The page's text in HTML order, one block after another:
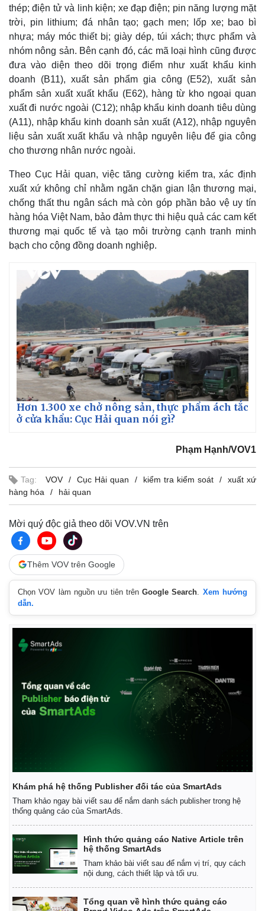
Kinh tế
Bất động sản
Khởi nghiệp
Tiêu dùng
Tỷ giá
thép; điện tử và linh kiện; xe đạp điện; pin năng lượng mặt
trời, pin lithium; đá nhân tạo; gạch men; lốp xe; bao bì
nhựa; máy móc thiết bị; giày dép, túi xách; thực phẩm và
nhóm nông sản. Bên cạnh đó, các mã loại hình cũng được
đưa vào diện theo dõi trọng điểm như xuất khẩu kinh
doanh (B11), xuất sản phẩm gia công (E52), xuất sản
phẩm sản xuất xuất khẩu (E62), hàng từ kho ngoại quan
xuất đi nước ngoài (C12); nhập khẩu kinh doanh tiêu dùng
(A11), nhập khẩu kinh doanh sản xuất (A12), nhập nguyên
liệu sản xuất xuất khẩu và nhập nguyên liệu để gia công
cho thương nhân nước ngoài.
Theo Cục Hải quan, việc tăng cường kiểm tra, xác định
xuất xứ không chỉ nhằm ngăn chặn gian lận thương mại,
chống thất thu ngân sách mà còn góp phần bảo vệ uy tín
hàng hóa Việt Nam, bảo đảm thực thi hiệu quả các cam kết
thương mại quốc tế và tạo môi trường cạnh tranh minh
bạch cho cộng đồng doanh nghiệp.
Hơn 1.300 xe chở nông sản, thực phẩm ách tắc
ở cửa khẩu: Cục Hải quan nói gì?
Phạm Hạnh/VOV1
Tag: VOV Cục Hải quan kiểm tra kiểm soát
xuất xứ
hàng hóa
hải quan
Mời quý độc giả theo dõi VOV.VN trên
Thêm VOV trên Google
Chọn VOV làm nguồn ưu tiên trênGoogle Search
Xem hướng
dẫn.
Khám phá hệ thống Publisher đối tác của SmartAds
Tham khảo ngay bài viết sau để nắm danh sách publisher trong hệ
thống quảng cáo của SmartAds.
Hình thức quảng cáo Native Article trên
hệ thống SmartAds
Tham khảo bài viết sau để nắm vị trí, quy cách
nội dung, cách thiết lập và tối ưu.
Tổng quan về hình thức quảng cáo